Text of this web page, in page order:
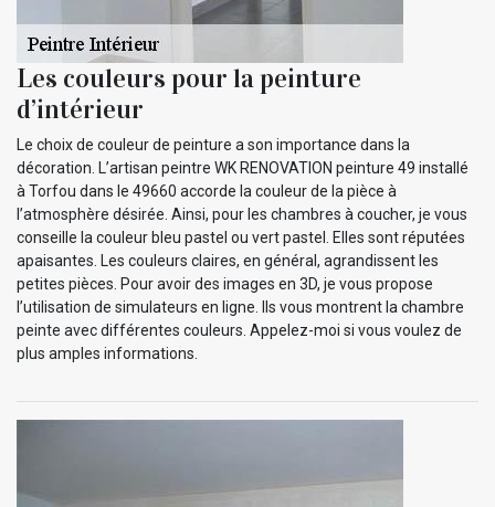
Les couleurs pour la peinture
d’intérieur
Le choix de couleur de peinture a son importance dans la
décoration. L’artisan peintre WK RENOVATION peinture 49 installé
à Torfou dans le 49660 accorde la couleur de la pièce à
l’atmosphère désirée. Ainsi, pour les chambres à coucher, je vous
conseille la couleur bleu pastel ou vert pastel. Elles sont réputées
apaisantes. Les couleurs claires, en général, agrandissent les
petites pièces. Pour avoir des images en 3D, je vous propose
l’utilisation de simulateurs en ligne. Ils vous montrent la chambre
peinte avec différentes couleurs. Appelez-moi si vous voulez de
plus amples informations.